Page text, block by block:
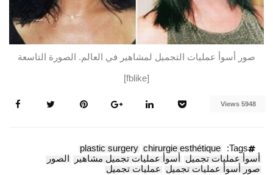
صور أسوأ عمليات التجميل لمشاهير في العالم. الصورة التاسعة
[fblike]
5948 Views
Tags:
chirurgie esthétique
plastic surgery
أسوأ عمليات تجميل أسوأ عمليات تجميل مشاهير
الصور
صور أسوأ عمليات تجميل عمليات تجميل